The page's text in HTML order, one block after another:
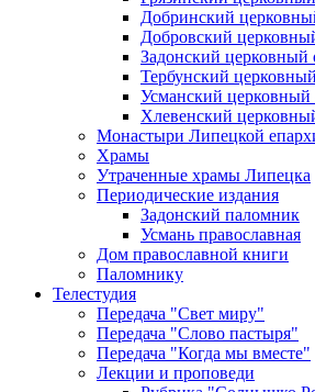
Добринский
Добровский
Задонский церковный
Тербунский
Усманский церковный
Хлевенский
Монастыри Липецкой
Храмы
Утраченные храмы Липецка
Периодические издания
Задонский паломник
Усмань православная
Дом православной книги
Паломнику
Телестудия
Передача "Свет миру"
Передача "Слово пастыря"
Передача "Когда мы вместе"
Лекции и проповеди